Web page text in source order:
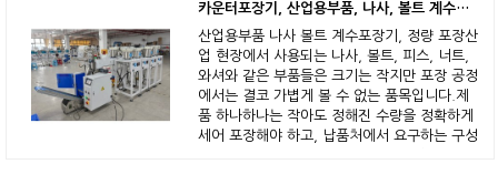
카운터포장기, 산업용부품, 나사, 볼트 계수포장기 이렇게 포장 가능!
산업용부품 나사 볼트 계수포장기, 정량 포장산
업 현장에서 사용되는 나사, 볼트, 피스, 너트,
와셔와 같은 부품들은 크기는 작지만 포장 공정
에서는 결코 가볍게 볼 수 없는 품목입니다.제
품 하나하나는 작아도 정해진 수량을 정확하게
세어 포장해야 하고, 납품처에서 요구하는 구성